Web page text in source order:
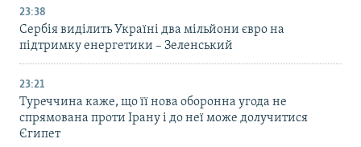
23:38
Сербія виділить Україні два мільйони євро на
підтримку енергетики – Зеленський
23:21
Туреччина каже, що її нова оборонна угода не
спрямована проти Ірану і до неї може долучитися
Єгипет